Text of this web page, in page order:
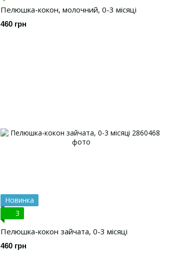
Пелюшка-кокон, молочний, 0-3 місяці
460 грн
Новинка
3
Пелюшка-кокон зайчата, 0-3 місяці
460 грн